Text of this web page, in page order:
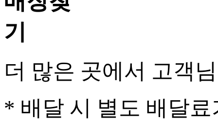
더 많은 곳에서 고객
* 배달 시 별도 배달